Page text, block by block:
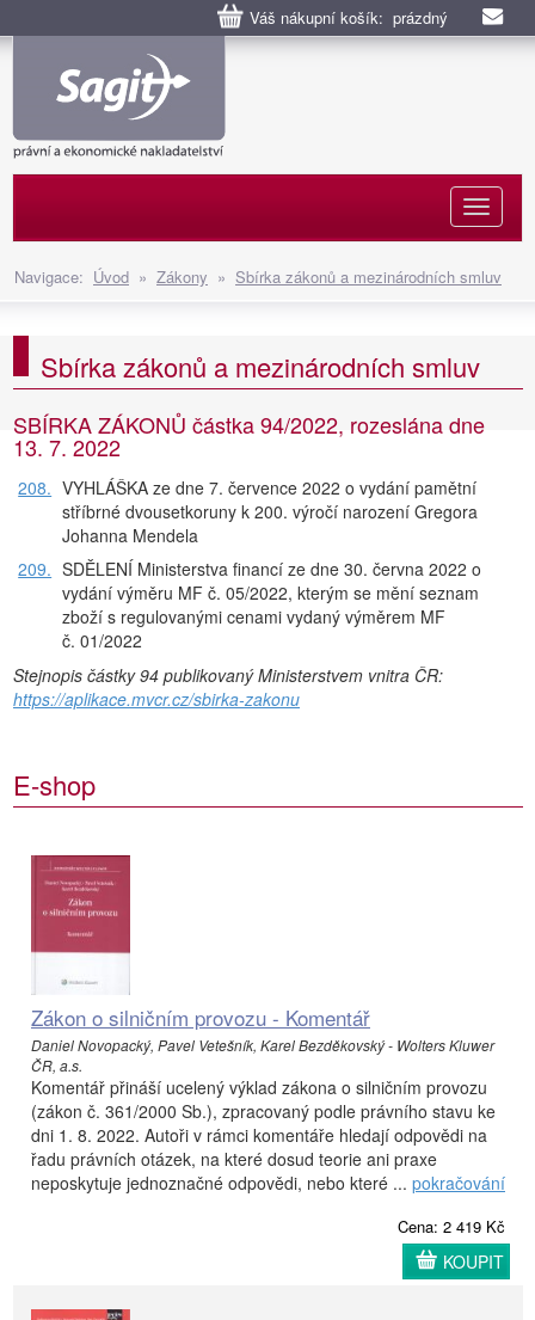
Váš nákupní košík: prázdný
Navigace: Úvod » Zákony » Sbírka zákonů a mezinárodních smluv
Sbírka zákonů a mezinárodních smluv
SBÍRKA ZÁKONŮ částka 94/2022, rozeslána dne
13. 7. 2022
208. VYHLÁŠKA ze dne 7. července 2022 o vydání pamětní
stříbrné dvousetkoruny k 200. výročí narození Gregora
Johanna Mendela
209. SDĚLENÍ Ministerstva financí ze dne 30. června 2022 o
vydání výměru MF č. 05/2022, kterým se mění seznam
zboží s regulovanými cenami vydaný výměrem MF
č. 01/2022
Stejnopis částky 94 publikovaný Ministerstvem vnitra ČR:
https://aplikace.mvcr.cz/sbirka-zakonu
E-shop
Zákon o silničním provozu - Komentář
Daniel Novopacký, Pavel Vetešník, Karel Bezděkovský - Wolters Kluwer
ČR, a.s.
Komentář přináší ucelený výklad zákona o silničním provozu
(zákon č. 361/2000 Sb.), zpracovaný podle právního stavu ke
dni 1. 8. 2022. Autoři v rámci komentáře hledají odpovědi na
řadu právních otázek, na které dosud teorie ani praxe
neposkytuje jednoznačné odpovědi, nebo které ... pokračování
Cena: 2 419 Kč
KOUPIT